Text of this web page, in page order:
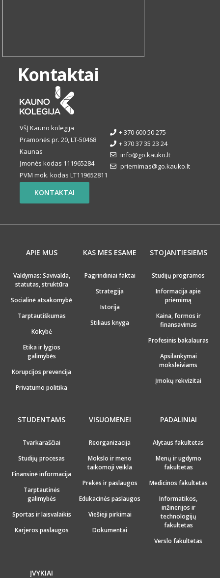
Kontaktai
VšĮ Kauno kolegija
Pramonės pr. 20, LT-50468
Kaunas
Įmonės kodas 111965284
PVM mok. kodas LT119652811
+ 370 600 50 275
+ 370 37 35 23 24
info@go.kauko.lt
priemimas@go.kauko.lt
KONTAKTAI
APIE MUS
Valdymas: Savivalda,
statutas, struktūra
Socialinė atsakomybė
Tarptautiškumas
Kokybė
Etika ir lygios
galimybės
Korupcijos prevencija
Privatumo politika
KAS MES ESAME
Pagrindiniai faktai
Strategija
Istorija
Stiliaus knyga
STOJANTIESIEMS
Studijų programos
Informacija apie
priėmimą
Kaina, formos ir
finansavimas
Profesinis bakalauras
Apsilankymai
moksleiviams
Įmokų rekvizitai
STUDENTAMS
Tvarkaraščiai
Studijų procesas
Finansinė informacija
Tarptautinės
galimybės
Sportas ir laisvalaikis
Karjeros paslaugos
VISUOMENEI
Reorganizacija
Mokslo ir meno
taikomoji veikla
Prekės ir paslaugos
Edukacinės paslaugos
Viešieji pirkimai
Dokumentai
PADALINIAI
Alytaus fakultetas
Menų ir ugdymo
fakultetas
Medicinos fakultetas
Informatikos,
inžinerijos ir
technologijų
fakultetas
Verslo fakultetas
ĮVYKIAI